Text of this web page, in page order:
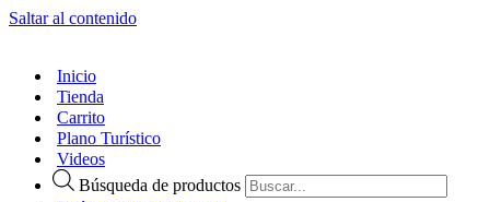
Saltar al contenido
Inicio
Tienda
Carrito
Plano Turístico
Videos
Búsqueda de productos